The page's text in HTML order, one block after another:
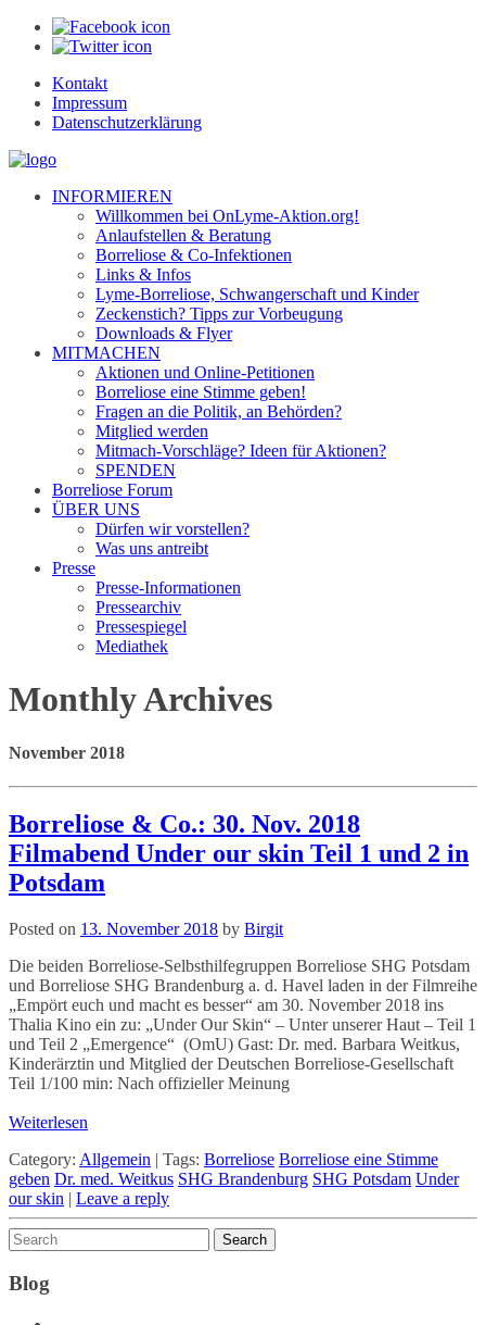
Kontakt
Impressum
Datenschutzerklärung
INFORMIEREN
Willkommen bei OnLyme-Aktion.org!
Anlaufstellen & Beratung
Borreliose & Co-Infektionen
Links & Infos
Lyme-Borreliose, Schwangerschaft und Kinder
Zeckenstich? Tipps zur Vorbeugung
Downloads & Flyer
MITMACHEN
Aktionen und Online-Petitionen
Borreliose eine Stimme geben!
Fragen an die Politik, an Behörden?
Mitglied werden
Mitmach-Vorschläge? Ideen für Aktionen?
SPENDEN
Borreliose Forum
ÜBER UNS
Dürfen wir vorstellen?
Was uns antreibt
Presse
Presse-Informationen
Pressearchiv
Pressespiegel
Mediathek
Monthly Archives
November 2018
Borreliose & Co.: 30. Nov. 2018
Filmabend Under our skin Teil 1 und 2 in
Potsdam
Posted on 13. November 2018 by Birgit
Die beiden Borreliose-Selbsthilfegruppen Borreliose SHG Potsdam
und Borreliose SHG Brandenburg a. d. Havel laden in der Filmreihe
„Empört euch und macht es besser“ am 30. November 2018 ins
Thalia Kino ein zu: „Under Our Skin“ – Unter unserer Haut – Teil 1
und Teil 2 „Emergence“ (OmU) Gast: Dr. med. Barbara Weitkus,
Kinderärztin und Mitglied der Deutschen Borreliose-Gesellschaft
Teil 1/100 min: Nach offizieller Meinung
Weiterlesen
Category: Allgemein | Tags: Borreliose Borreliose eine Stimme
geben Dr. med. Weitkus SHG Brandenburg SHG Potsdam Under
our skin | Leave a reply
Blog